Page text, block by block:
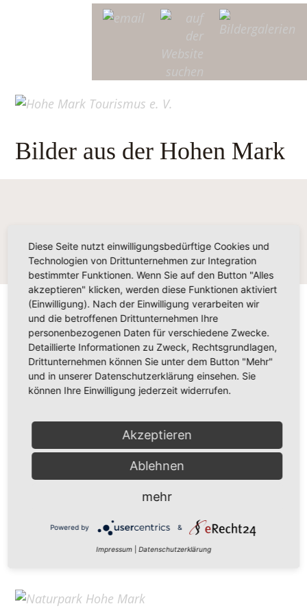
Bilder aus der Hohen Mark
Hohe Mark Tourismus e. V.
Redderstraße 421,45711 Datteln
Fon: +49 (0)2363 377 0
info@hohe-mark-tourismus.de
Datenschutz
Home
Diese Seite nutzt einwilligungsbedürftige Cookies und
Technologien von Drittunternehmen zur Integration
bestimmter Funktionen. Wenn Sie auf den Button "Alles
akzeptieren" klicken, werden diese Funktionen aktiviert
(Einwilligung). Nach der Einwilligung verarbeiten wir
und die betroffenen Drittunternehmen Ihre
personenbezogenen Daten für verschiedene Zwecke.
Detaillierte Informationen zu Zweck, Rechtsgrundlagen,
Drittunternehmen können Sie unter dem Button "Mehr"
und in unserer Datenschutzerklärung einsehen. Sie
können Ihre Einwilligung jederzeit widerrufen.
Akzeptieren
Ablehnen
mehr
Powered by &
Impressum Datenschutzerklärung